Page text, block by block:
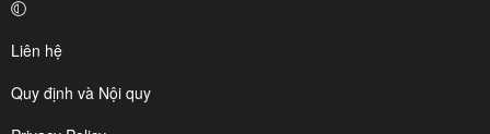
Liên hệ
Quy định và Nội quy